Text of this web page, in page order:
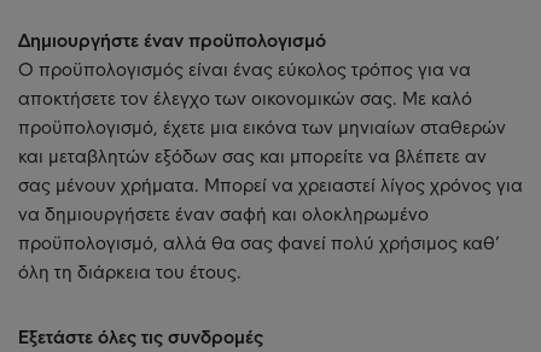
Δημιουργήστε έναν προϋπολογισμό
Ο προϋπολογισμός είναι ένας εύκολος τρόπος για να
αποκτήσετε τον έλεγχο των οικονομικών σας. Με καλό
προϋπολογισμό, έχετε μια εικόνα των μηνιαίων σταθερών
και μεταβλητών εξόδων σας και μπορείτε να βλέπετε αν
σας μένουν χρήματα. Μπορεί να χρειαστεί λίγος χρόνος για
να δημιουργήσετε έναν σαφή και ολοκληρωμένο
προϋπολογισμό, αλλά θα σας φανεί πολύ χρήσιμος καθ’
όλη τη διάρκεια του έτους.
Εξετάστε όλες τις συνδρομές